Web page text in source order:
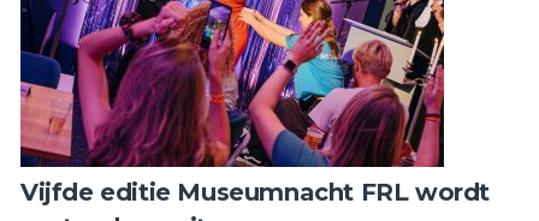
Vijfde editie Museumnacht FRL wordt